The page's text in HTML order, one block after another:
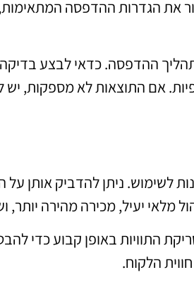
את הגדרות ההדפסה המתאימות,
ההדפסה. כדאי לבצע
אם התוצאות לא מספקות,
לשימוש. ניתן להדביק אותן
מלאי יעיל, מכירה מהירה יותר,
התוויות באופן קבוע כדי
הלקוח.